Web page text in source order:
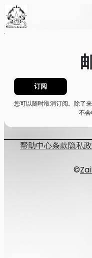
首页
订阅
您可以随时取消订阅。除
不会
帮助中心条款隐私
©